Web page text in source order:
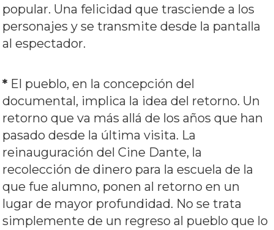
popular. Una felicidad que trasciende a los
personajes y se transmite desde la pantalla
al espectador.
* El pueblo, en la concepción del
documental, implica la idea del retorno. Un
retorno que va más allá de los años que han
pasado desde la última visita. La
reinauguración del Cine Dante, la
recolección de dinero para la escuela de la
que fue alumno, ponen al retorno en un
lugar de mayor profundidad. No se trata
simplemente de un regreso al pueblo que lo